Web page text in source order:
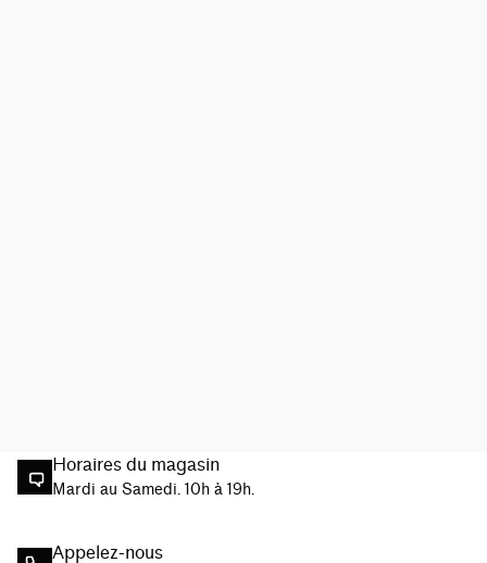
Horaires du magasin
Mardi au Samedi. 10h à 19h.
Appelez-nous